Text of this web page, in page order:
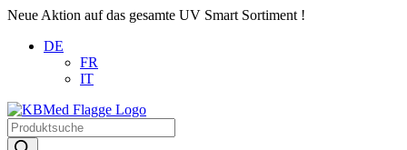
Neue Aktion auf das gesamte UV Smart Sortiment !
DE
FR
IT
Products
search